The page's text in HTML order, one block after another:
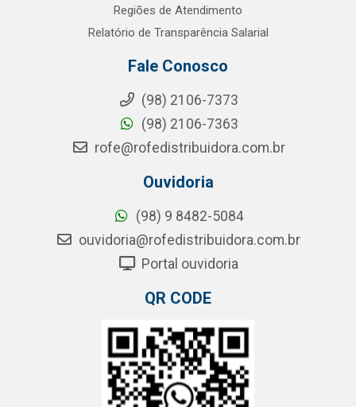
Regiões de Atendimento
Relatório de Transparência Salarial
Fale Conosco
(98) 2106-7373
(98) 2106-7363
rofe@rofedistribuidora.com.br
Ouvidoria
(98) 9 8482-5084
ouvidoria@rofedistribuidora.com.br
Portal ouvidoria
QR CODE